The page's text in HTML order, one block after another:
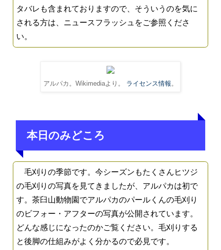
タバレも含まれておりますので、そういうのを気に
される方は、ニュースフラッシュをご参照くださ
い。
アルパカ。Wikimediaより。 ライセンス情報 。
本日のみどころ
毛刈りの季節です。今シーズンもたくさんヒツジ
の毛刈りの写真を見てきましたが、アルパカは初で
す。茶臼山動物園でアルパカのパールくんの毛刈り
のビフォー・アフターの写真が公開されています。
どんな感じになったのかご覧ください。毛刈りする
と後脚の仕組みがよく分かるので必見です。